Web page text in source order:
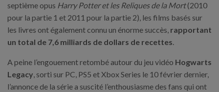
septième opus Harry Potter et les Reliques de la Mort(2010
pour la partie 1 et 2011 pour la partie 2), les films basés sur
les livres ont également connu un énorme succès, rapportant
un total de 7,6 milliards de dollars de recettes.
A peine l’engouement retombé autour du jeu vidéo Hogwarts
Legacy, sorti sur PC, PS5 et Xbox Series le 10 février dernier,
l’annonce de la série a suscité l’enthousiasme des fans qui ont